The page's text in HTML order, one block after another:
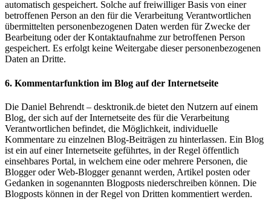
automatisch gespeichert. Solche auf freiwilliger Basis von einer
betroffenen Person an den für die Verarbeitung Verantwortlichen
übermittelten personenbezogenen Daten werden für Zwecke der
Bearbeitung oder der Kontaktaufnahme zur betroffenen Person
gespeichert. Es erfolgt keine Weitergabe dieser personenbezogenen
Daten an Dritte.
6. Kommentarfunktion im Blog auf der Internetseite
Die Daniel Behrendt – desktronik.de bietet den Nutzern auf einem
Blog, der sich auf der Internetseite des für die Verarbeitung
Verantwortlichen befindet, die Möglichkeit, individuelle
Kommentare zu einzelnen Blog-Beiträgen zu hinterlassen. Ein Blog
ist ein auf einer Internetseite geführtes, in der Regel öffentlich
einsehbares Portal, in welchem eine oder mehrere Personen, die
Blogger oder Web-Blogger genannt werden, Artikel posten oder
Gedanken in sogenannten Blogposts niederschreiben können. Die
Blogposts können in der Regel von Dritten kommentiert werden.